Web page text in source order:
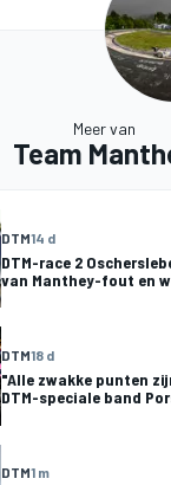
Meer van
Team
DTM14 d
DTM-race 2
van Manthey-fout en
DTM18 d
"Alle zwakke punten
DTM-speciale band
DTM1 m